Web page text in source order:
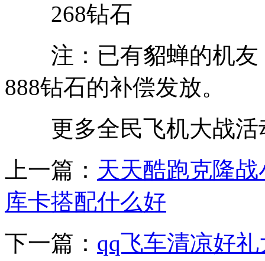
268钻石
注：已有貂蝉的机友
888钻石的补偿发放。
更多全民飞机大战活
上一篇： 天天酷跑克隆
库卡搭配什么好
下一篇： qq飞车清凉好